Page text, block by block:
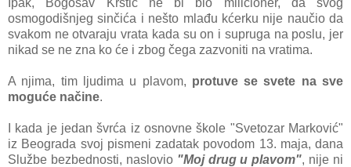
osmogodišnjeg sinčića i nešto mlađu kćerku nije naučio da
svakom ne otvaraju vrata kada su on i supruga na poslu, jer
nikad se ne zna ko će i zbog čega zazvoniti na vratima.
A njima, tim ljudima u plavom, protuve se svete na sve
moguće načine.
I kada je jedan švrća iz osnovne škole "Svetozar Marković"
iz Beograda svoj pismeni zadatak povodom 13. maja, dana
Službe bezbednosti, naslovio "Moj drug u plavom", nije ni